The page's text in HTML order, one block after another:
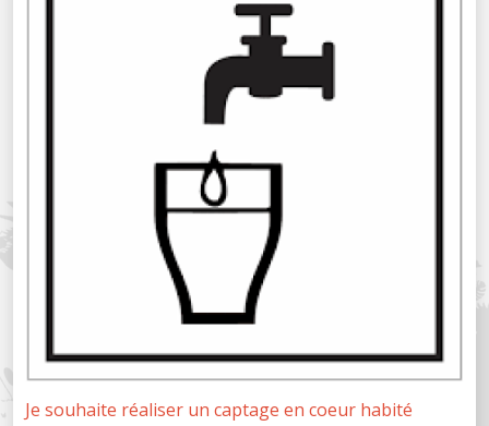
Je souhaite réaliser un captage en coeur habité